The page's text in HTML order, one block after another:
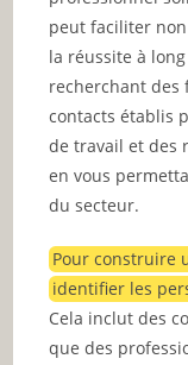
peut faciliter
la réussite à
recherchant des
contacts établis
de travail et des
en vous
du secteur.
Pour construire
identifier les
Cela inclut des
que des